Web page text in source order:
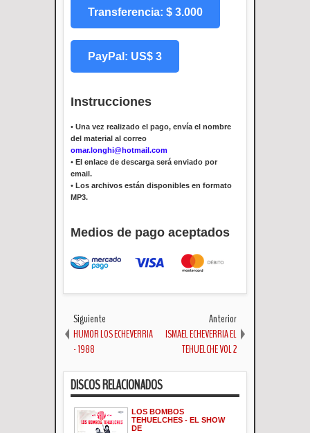
Transferencia: $ 3.000
PayPal: US$ 3
Instrucciones
• Una vez realizado el pago, envía el nombre
del material al correo
omar.longhi@hotmail.com
• El enlace de descarga será enviado por
email.
• Los archivos están disponibles en formato
MP3.
Medios de pago aceptados
Siguiente
HUMOR LOS ECHEVERRIA
- 1988
Anterior
ISMAEL ECHEVERRIA EL
TEHUELCHE VOL 2
DISCOS RELACIONADOS
LOS BOMBOS
TEHUELCHES - EL SHOW
DE